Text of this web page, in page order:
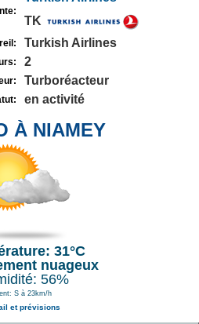
TK
Turkish Airlines
2
Turboréacteur
en activité
À NIAMEY
31°C
nuageux
56%
S à 23km/h
et prévisions